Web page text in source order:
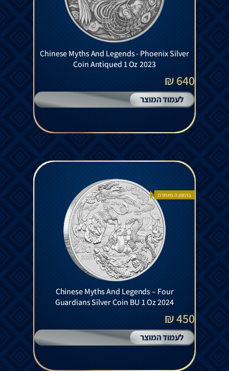
Chinese Myths And Legends - Phoenix Silver
Coin Antiqued 1 Oz 2023
640 ₪
לעמוד המוצר
בהזמנה מיוחדת
Chinese Myths And Legends – Four
Guardians Silver Coin BU 1 Oz 2024
450 ₪
לעמוד המוצר